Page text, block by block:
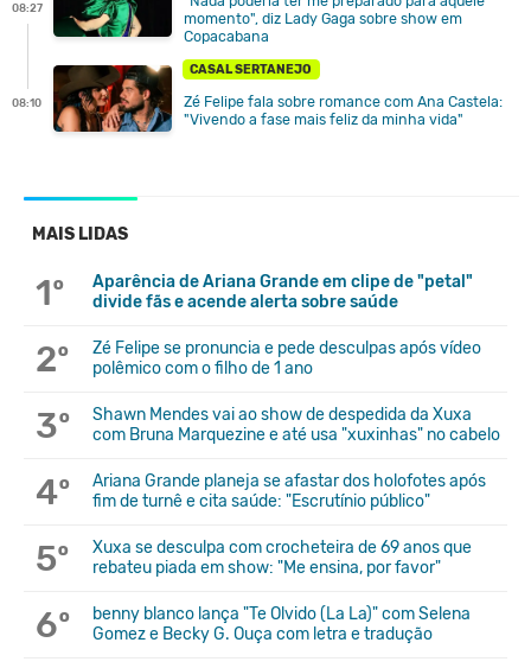
08:27
momento", diz Lady Gaga sobre show em
Copacabana
08:10
CASAL SERTANEJO
Zé Felipe fala sobre romance com Ana Castela:
"Vivendo a fase mais feliz da minha vida"
MAIS LIDAS
1º
Aparência de Ariana Grande em clipe de "petal"
divide fãs e acende alerta sobre saúde
2º
Zé Felipe se pronuncia e pede desculpas após vídeo
polêmico com o filho de 1 ano
3º
Shawn Mendes vai ao show de despedida da Xuxa
com Bruna Marquezine e até usa "xuxinhas" no cabelo
4º
Ariana Grande planeja se afastar dos holofotes após
fim de turnê e cita saúde: "Escrutínio público"
5º
Xuxa se desculpa com crocheteira de 69 anos que
rebateu piada em show: "Me ensina, por favor"
6º
benny blanco lança "Te Olvido (La La)" com Selena
Gomez e Becky G. Ouça com letra e tradução